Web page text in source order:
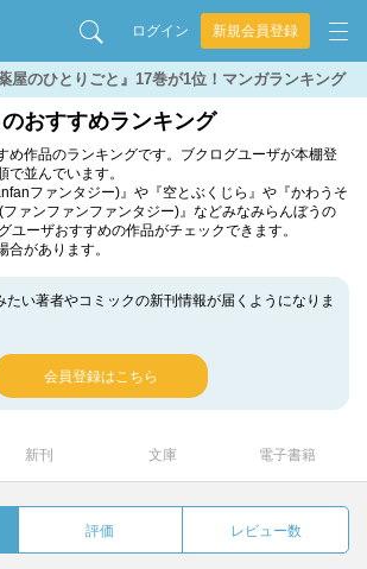
ログイン 新規会員登録
屋のひとりごと』17巻が1位！マンガランキング
おすすめランキング
め作品のランキングです。ブクログユーザが本棚登
並んでいます。
ファンタジー)』や『空とぶくじら』や『かわうそ
ァンファンファンタジー)』などみなみらんぼうの
ユーザおすすめの作品がチェックできます。
があります。
たい著者やコミックの新刊情報が届くようになりま
会員登録はこちら
新刊 文庫 電子書籍
評価 レビュー数